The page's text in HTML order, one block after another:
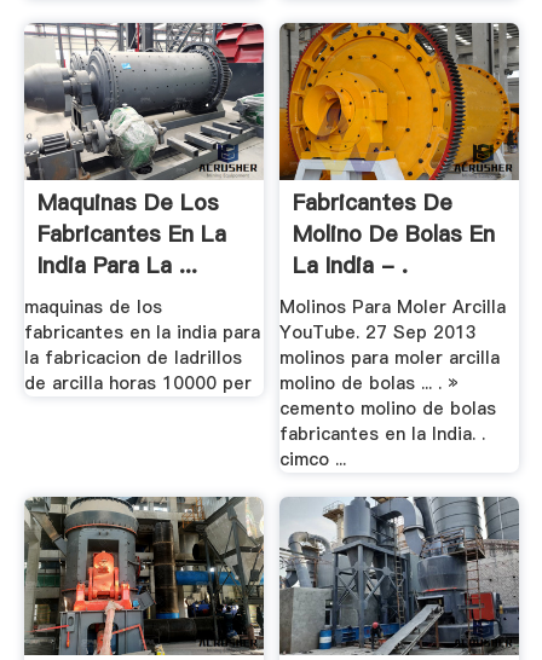
Maquinas De Los
Fabricantes En La
India Para La ...
maquinas de los
fabricantes en la india para
la fabricacion de ladrillos
de arcilla horas 10000 per
Fabricantes De
Molino De Bolas En
La India - .
Molinos Para Moler Arcilla
YouTube. 27 Sep 2013
molinos para moler arcilla
molino de bolas ... . »
cemento molino de bolas
fabricantes en la India. .
cimco ...